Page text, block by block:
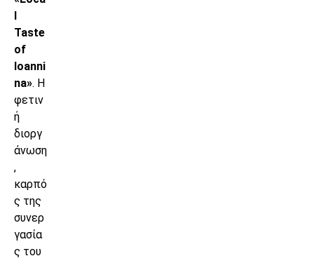
Taste
of
Ioanni
na». Η
φετιν
ή
διοργ
άνωση
,
καρπό
ς της
συνερ
γασία
ς του